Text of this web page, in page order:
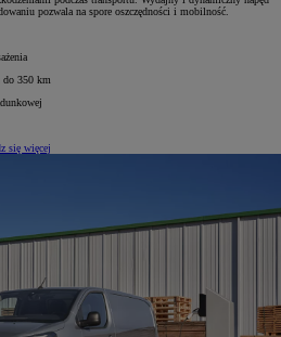
pozwala na spore oszczędności i mobilność.
do 350 km
się więcej